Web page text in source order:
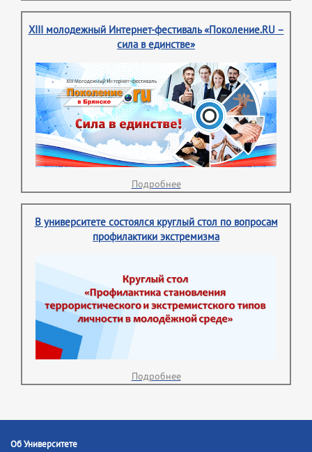
XIII молодежный Интернет-фестиваль «Поколение.RU –
сила в единстве»
Подробнее
В университете состоялся круглый стол по вопросам
профилактики экстремизма
Подробнее
Об Университете